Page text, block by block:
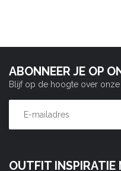
OUTFIT INSPIRATIE
ABONNEER JE OP
Blijf op de hoogte over onze